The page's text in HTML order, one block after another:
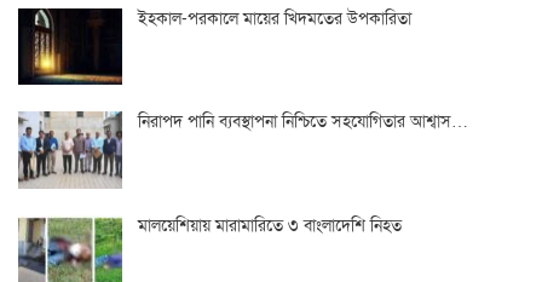
ইহকাল-পরকালে মায়ের খিদমতের উপকারিতা
নিরাপদ পানি ব্যবস্থাপনা নিশ্চিতে সহযোগিতার আশ্বাস…
মালয়েশিয়ায় মারামারিতে ৩ বাংলাদেশি নিহত